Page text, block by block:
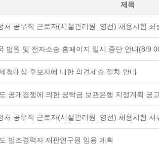
제목
처 공무직 근로자(시설관리원_영선) 채용시험 최
법원 및 전자소송 홈페이지 일시 중단 안내(8/9
청대상 후보자에 대한 의견제출 절차 안내
공개경쟁에 의한 공탁금 보관은행 지정계획 공고
처 공무직 근로자(시설관리원_영선) 채용시험
법조경력자 재판연구원 임용 계획